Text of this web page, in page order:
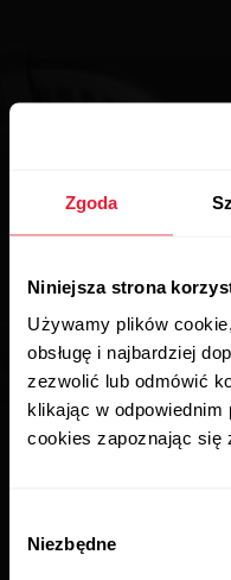
Zgoda
Niniejsza strona
Używamy plików
obsługę i najbardziej
zezwolić lub odmówić
klikając w
cookies zapoznając się
zgody
Niezbędne